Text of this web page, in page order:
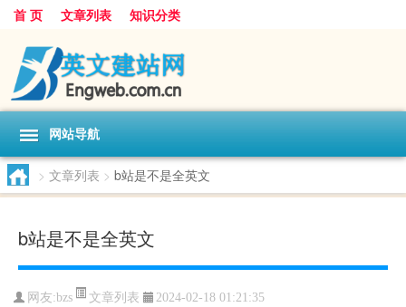
首 页 文章列表 知识分类
网站导航
> 文章列表 > b站是不是全英文
b站是不是全英文
网友:bzs 文章列表 2024-02-18 01:21:35